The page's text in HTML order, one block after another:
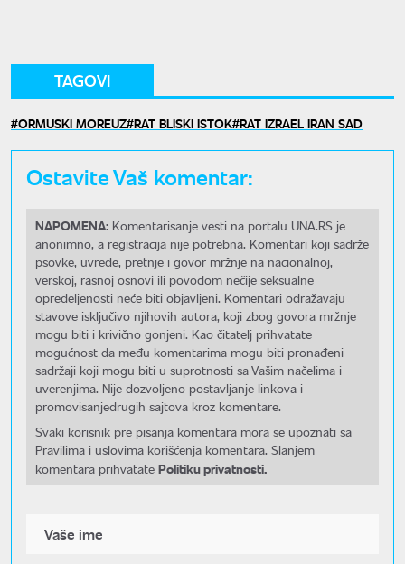
TAGOVI
ORMUSKI MOREUZ RAT BLISKI ISTOK RAT IZRAEL IRAN SAD
Ostavite Vaš komentar:
NAPOMENA: Komentarisanje vesti na portalu UNA.RS je
anonimno, a registracija nije potrebna. Komentari koji sadrže
psovke, uvrede, pretnje i govor mržnje na nacionalnoj,
verskoj, rasnoj osnovi ili povodom nečije seksualne
opredeljenosti neće biti objavljeni. Komentari odražavaju
stavove isključivo njihovih autora, koji zbog govora mržnje
mogu biti i krivično gonjeni. Kao čitatelj prihvatate
mogućnost da među komentarima mogu biti pronađeni
sadržaji koji mogu biti u suprotnosti sa Vašim načelima i
uverenjima. Nije dozvoljeno postavljanje linkova i
promovisanjedrugih sajtova kroz komentare.
Svaki korisnik pre pisanja komentara mora se upoznati sa
Pravilima i uslovima korišćenja komentara. Slanjem
komentara prihvatate Politiku privatnosti.